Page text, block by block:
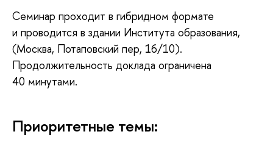
Семинар проходит в гибридном формате
и проводится в здании Института образования,
(Москва, Потаповский пер, 16/10).
Продолжительность доклада ограничена
40 минутами.
Приоритетные темы: